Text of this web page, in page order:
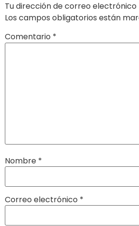
Tu dirección de correo electrónico
Los campos obligatorios están
Comentario *
Nombre *
Correo electrónico *